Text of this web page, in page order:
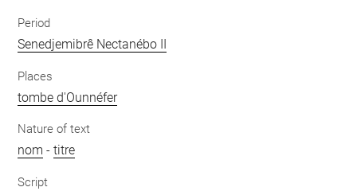
Period
Senedjemibrê Nectanébo II
Places
tombe d'Ounnéfer
Nature of text
nom -titre
Script